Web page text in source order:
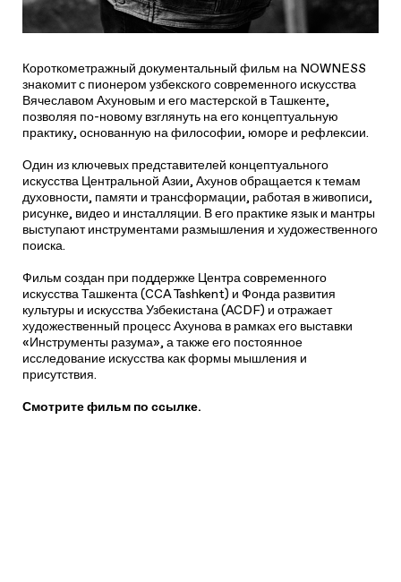
Короткометражный документальный фильм на NOWNESS
знакомит с пионером узбекского современного искусства
Вячеславом Ахуновым и его мастерской в Ташкенте,
позволяя по-новому взглянуть на его концептуальную
практику, основанную на философии, юморе и рефлексии.
Один из ключевых представителей концептуального
искусства Центральной Азии, Ахунов обращается к темам
духовности, памяти и трансформации, работая в живописи,
рисунке, видео и инсталляции. В его практике язык и мантры
выступают инструментами размышления и художественного
поиска.
Фильм создан при поддержке Центра современного
искусства Ташкента (CCA Tashkent) и Фонда развития
культуры и искусства Узбекистана (ACDF) и отражает
художественный процесс Ахунова в рамках его выставки
«Инструменты разума», а также его постоянное
исследование искусства как формы мышления и
присутствия.
Смотрите фильм по ссылке.